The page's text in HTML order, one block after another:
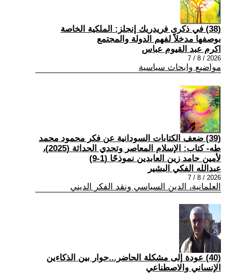
(38) في ذكرى فريدريك إنجلز: الملكية الخاصة
بوصفها مدخلاً لفهم الدولة والمجتمع
اكرم عبد القيوم عباس
2026 / 8 / 7
مواضيع وابحاث سياسية
(39) ضعف الكتابات السودانية عن فكر محمود محمد
طه- كتاب: الإسلام المعاصر وتحدي الحداثة (2025)،
لأمين حامد زين العابدين نموذجًا (1-9)
عبدالله الفكي البشير
2026 / 8 / 7
العلمانية، الدين السياسي ونقد الفكر الديني
(40) عودة إلى مشكلة الحاضر...حوار بين الذكاءين
الإنساني والاصطناعي